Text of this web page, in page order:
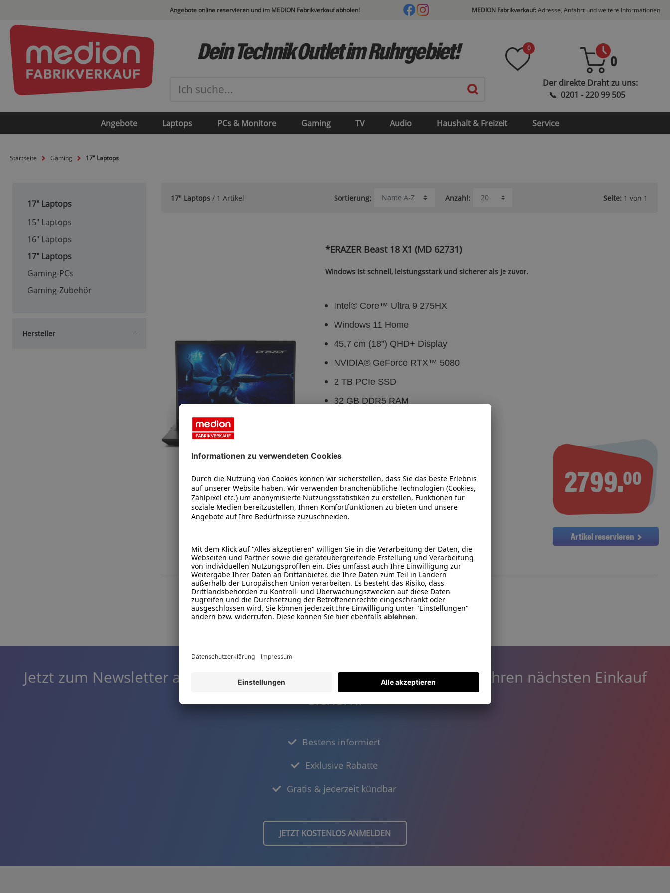
Angebote online reservieren und im MEDION Fabrikverkauf abholen! MEDION Fabrikverkauf:Adresse, Anfahrt und weitere Informationen
0
0
Dein Technik Outlet im Ruhrgebiet!
Angebote Laptops PCs & Monitore Gaming TV Audio Haushalt & Freizeit Service
Startseite Gaming 17" Laptops
17" Laptops
15" Laptops
16" Laptops
17" Laptops
Gaming-PCs
Gaming-Zubehör
Hersteller
17" Laptops/ 1 Artikel Seite: 1 von 1
*ERAZER Beast 18 X1 (MD 62731)
Windows ist schnell, leistungsstark und sicherer als je zuvor.
Intel® Core™ Ultra 9 275HX
Windows 11 Home
45,7 cm (18”) QHD+ Display
NVIDIA® GeForce RTX™ 5080
2 TB PCIe SSD
32 GB DDR5 RAM
B-Ware
2799.00
Artikel reservieren
Jetzt zum Newsletter anmelden und einen 15,- Euro Gutschein2für Ihren nächsten Einkauf
sichern!
Bestens informiert
Exklusive Rabatte
Gratis & jederzeit kündbar
JETZT KOSTENLOS ANMELDEN